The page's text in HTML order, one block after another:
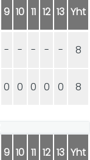
9 10 11 12 13 Yht
- - - - - 8
0 0 0 0 0 8
9 10 11 12 13 Yht